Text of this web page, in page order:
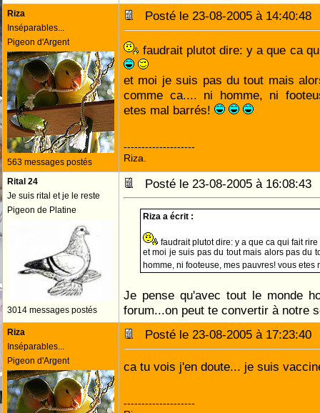
Riza
Inséparables...
Pigeon d'Argent
563 messages postés
Posté le 23-08-2005 à
faudrait plutot dire: y a que ca
et moi je suis pas du tout mais
comme ca.... ni homme, ni
etes mal barrés!
--------------------
Riza.
Rital 24
Je suis rital et je le reste
Pigeon de Platine
3014 messages postés
Posté le 23-08-2005 à
Riza a écrit :
faudrait plutot dire: y a que ca qui fait
et moi je suis pas du tout mais alors pas du
homme, ni footeuse, mes pauvres! vous etes
Je pense qu'avec tout le monde
forum...on peut te convertir à notre
Riza
Inséparables...
Pigeon d'Argent
Posté le 23-08-2005 à
ca tu vois j'en doute... je suis
--------------------